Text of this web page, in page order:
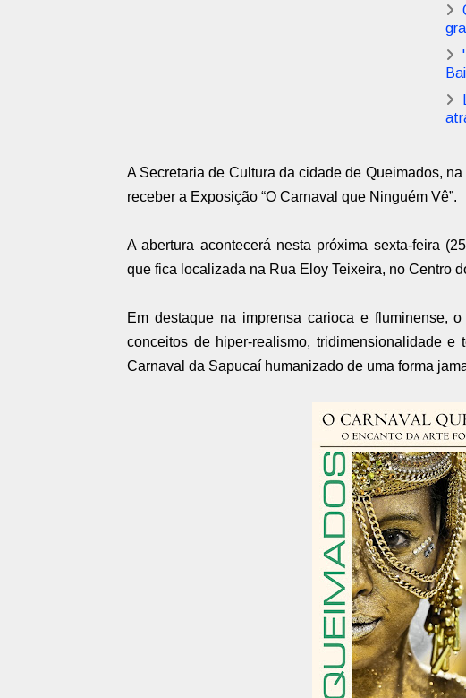
A Secretaria de Cultura da cidade de Queimados,
receber a Exposição “O Carnaval que Ninguém Vê”.
A abertura acontecerá nesta próxima sexta-feira
que fica localizada na Rua Eloy Teixeira, no Centro
Em destaque na imprensa carioca e fluminense,
conceitos de hiper-realismo, tridimensionalidade
Carnaval da Sapucaí humanizado de uma forma